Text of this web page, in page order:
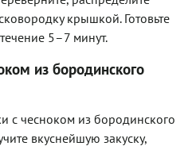
крышкой. Готовьте
5–7 минут.
из бородинского
с чесноком из бородинского
вкуснейшую закуску,